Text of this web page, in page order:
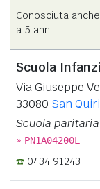
Conosciuta
a 5 anni.
Scuola
Via Giuseppe
33080 San
Scuola paritaria
» PN1A04200L
0434 91243